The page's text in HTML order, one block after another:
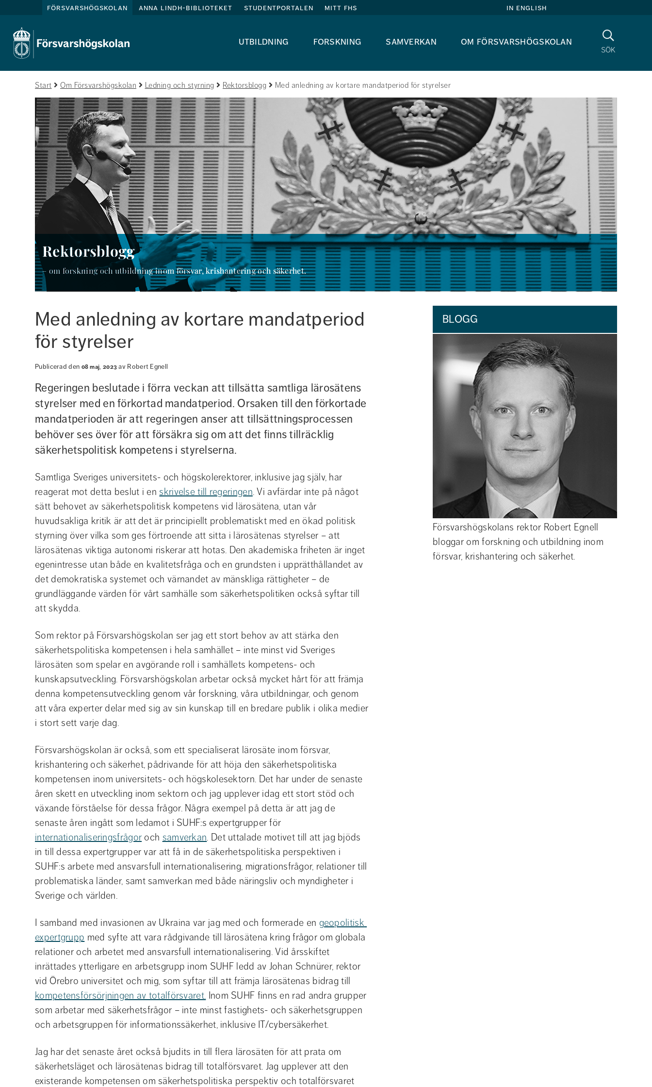
försvarshögskolan anna lindh-biblioteket studentportalen mitt fhs in english
utbildning forskning samverkan om försvarshögskolan
sök
Sök
Start Om Försvarshögskolan Ledning och styrning Rektorsblogg Med anledning av kortare mandatperiod för styrelser
Rektorsblogg
– om forskning och utbildning inom försvar, krishantering och säkerhet.
Med anledning av kortare mandatperiod
för styrelser
Publicerad den 08 maj, 2023 av Robert Egnell
Regeringen beslutade i förra veckan att tillsätta samtliga lärosätens
styrelser med en förkortad mandatperiod. Orsaken till den förkortade
mandatperioden är att regeringen anser att tillsättningsprocessen
behöver ses över för att försäkra sig om att det finns tillräcklig
säkerhetspolitisk kompetens i styrelserna.
Samtliga Sveriges universitets- och högskolerektorer, inklusive jag själv, har
reagerat mot detta beslut i en skrivelse till regeringen. Vi avfärdar inte på något
sätt behovet av säkerhetspolitisk kompetens vid lärosätena, utan vår
huvudsakliga kritik är att det är principiellt problematiskt med en ökad politisk
styrning över vilka som ges förtroende att sitta i lärosätenas styrelser – att
lärosätenas viktiga autonomi riskerar att hotas. Den akademiska friheten är inget
egenintresse utan både en kvalitetsfråga och en grundsten i upprätthållandet av
det demokratiska systemet och värnandet av mänskliga rättigheter – de
grundläggande värden för vårt samhälle som säkerhetspolitiken också syftar till
att skydda.
Som rektor på Försvarshögskolan ser jag ett stort behov av att stärka den
säkerhetspolitiska kompetensen i hela samhället – inte minst vid Sveriges
lärosäten som spelar en avgörande roll i samhällets kompetens- och
kunskapsutveckling. Försvarshögskolan arbetar också mycket hårt för att främja
denna kompetensutveckling genom vår forskning, våra utbildningar, och genom
att våra experter delar med sig av sin kunskap till en bredare publik i olika medier
i stort sett varje dag.
Försvarshögskolan är också, som ett specialiserat lärosäte inom försvar,
krishantering och säkerhet, pådrivande för att höja den säkerhetspolitiska
kompetensen inom universitets- och högskolesektorn. Det har under de senaste
åren skett en utveckling inom sektorn och jag upplever idag ett stort stöd och
växande förståelse för dessa frågor. Några exempel på detta är att jag de
internationaliseringsfrågor och samverkan. Det uttalade motivet till att jag bjöds
in till dessa expertgrupper var att få in de säkerhetspolitiska perspektiven i
SUHF:s arbete med ansvarsfull internationalisering, migrationsfrågor, relationer till
problematiska länder, samt samverkan med både näringsliv och myndigheter i
Sverige och världen.
I samband med invasionen av Ukraina var jag med och formerade en geopolitisk
expertgrupp med syfte att vara rådgivande till lärosätena kring frågor om globala
relationer och arbetet med ansvarsfull internationalisering. Vid årsskiftet
inrättades ytterligare en arbetsgrupp inom SUHF ledd av Johan Schnürer, rektor
kompetensförsörjningen av totalförsvaret. Inom SUHF finns en rad andra grupper
som arbetar med säkerhetsfrågor – inte minst fastighets- och säkerhetsgruppen
och arbetsgruppen för informationssäkerhet, inklusive IT/cybersäkerhet.
Jag har det senaste året också bjudits in till flera lärosäten för att prata om
säkerhetsläget och lärosätenas bidrag till totalförsvaret. Jag upplever att den
existerande kompetensen om säkerhetspolitiska perspektiv och totalförsvaret
BLOGG
Försvarshögskolans rektor Robert Egnell
bloggar om forskning och utbildning inom
försvar, krishantering och säkerhet.